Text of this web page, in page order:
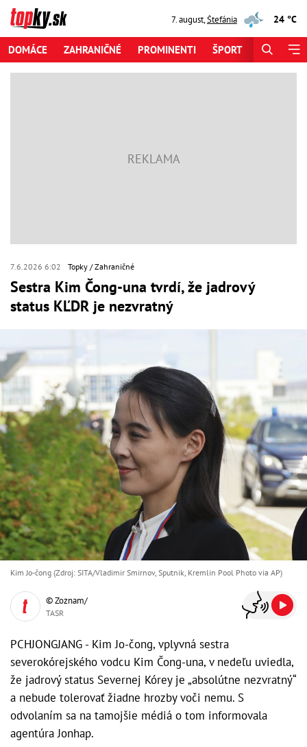
7. august,Štefánia 24 °C
DOMÁCE ZAHRANIČNÉ PROMINENTI ŠPORT
7.6.2026 6:02 Topky Zahraničné
Sestra Kim Čong-una tvrdí, že jadrový
status KĽDR je nezvratný
Kim Jo-čong (Zdroj: SITA/Vladimir Smirnov, Sputnik, Kremlin Pool Photo via AP)
© Zoznam/
TASR
PCHJONGJANG - Kim Jo-čong, vplyvná sestra
severokórejského vodcu Kim Čong-una, v nedeľu uviedla,
že jadrový status Severnej Kórey je „absolútne nezvratný“
a nebude tolerovať žiadne hrozby voči nemu. S
odvolaním sa na tamojšie médiá o tom informovala
agentúra Jonhap.